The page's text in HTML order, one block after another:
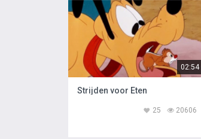
02:54
Strijden voor Eten
20606
25